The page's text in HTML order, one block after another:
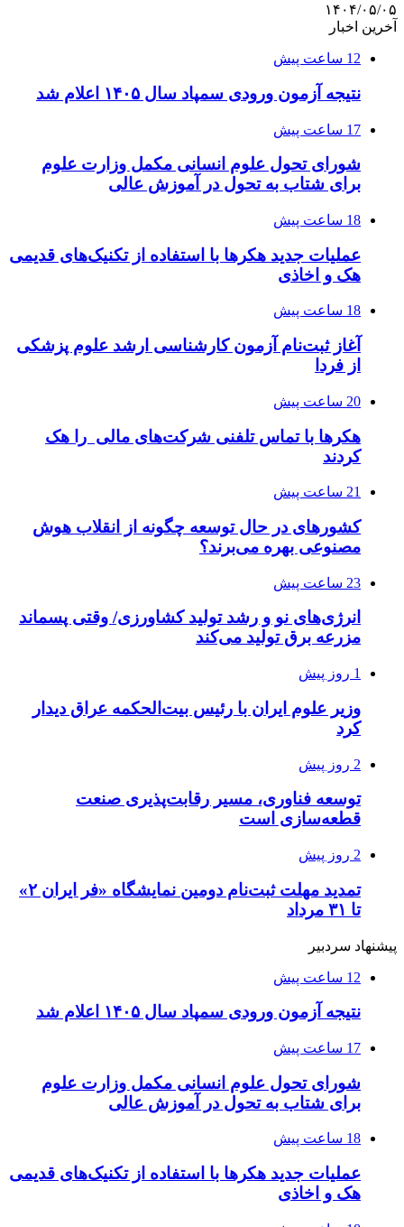
۱۴۰۴/۰۵/۰۵
آخرین اخبار
12 ساعت پیش
نتیجه آزمون ورودی سمپاد سال ۱۴۰۵ اعلام شد
17 ساعت پیش
شورای تحول علوم انسانی مکمل وزارت علوم
برای شتاب به تحول در آموزش عالی
18 ساعت پیش
عملیات جدید هکرها با استفاده از تکنیک‌های قدیمی
هک و اخاذی
18 ساعت پیش
آغاز ثبت‌نام‌ آزمون کارشناسی ارشد علوم پزشکی
از فردا
20 ساعت پیش
هکرها با تماس تلفنی شرکت‌های مالی را هک
کردند
21 ساعت پیش
کشورهای در حال توسعه چگونه از انقلاب هوش
مصنوعی بهره می‌برند؟
23 ساعت پیش
انرژی‌های نو و رشد تولید کشاورزی/ وقتی پسماند
مزرعه‌ برق تولید می‌کند
1 روز پیش
وزیر علوم ایران با رئیس بیت‌الحکمه عراق دیدار
کرد
2 روز پیش
توسعه فناوری، مسیر رقابت‌پذیری صنعت
قطعه‌سازی است
2 روز پیش
تمدید مهلت ثبت‌نام دومین نمایشگاه «فر ایران ۲»
تا ۳۱ مرداد
پیشنهاد سردبیر
12 ساعت پیش
نتیجه آزمون ورودی سمپاد سال ۱۴۰۵ اعلام شد
17 ساعت پیش
شورای تحول علوم انسانی مکمل وزارت علوم
برای شتاب به تحول در آموزش عالی
18 ساعت پیش
عملیات جدید هکرها با استفاده از تکنیک‌های قدیمی
هک و اخاذی